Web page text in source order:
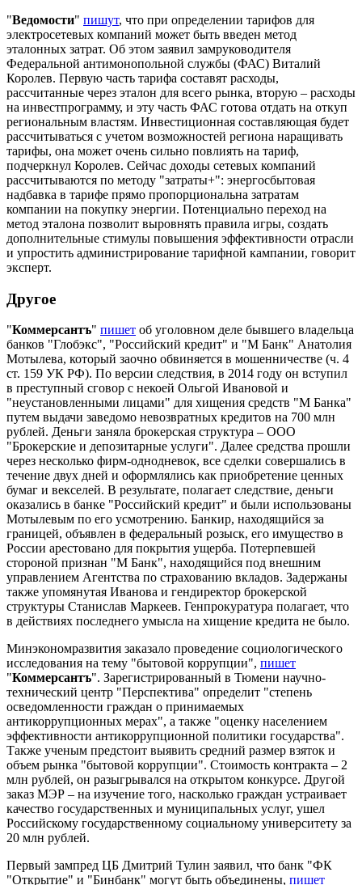
"Ведомости" пишут, что при определении тарифов для
электросетевых компаний может быть введен метод
эталонных затрат. Об этом заявил замруководителя
Федеральной антимонопольной службы (ФАС) Виталий
Королев. Первую часть тарифа составят расходы,
рассчитанные через эталон для всего рынка, вторую – расходы
на инвестпрограмму, и эту часть ФАС готова отдать на откуп
региональным властям. Инвестиционная составляющая будет
рассчитываться с учетом возможностей региона наращивать
тарифы, она может очень сильно повлиять на тариф,
подчеркнул Королев. Сейчас доходы сетевых компаний
рассчитываются по методу "затраты+": энергосбытовая
надбавка в тарифе прямо пропорциональна затратам
компании на покупку энергии. Потенциально переход на
метод эталона позволит выровнять правила игры, создать
дополнительные стимулы повышения эффективности отрасли
и упростить администрирование тарифной кампании, говорит
эксперт.
Другое
"Коммерсантъ" пишет об уголовном деле бывшего владельца
банков "Глобэкс", "Российский кредит" и "М Банк" Анатолия
Мотылева, который заочно обвиняется в мошенничестве (ч. 4
ст. 159 УК РФ). По версии следствия, в 2014 году он вступил
в преступный сговор с некоей Ольгой Ивановой и
"неустановленными лицами" для хищения средств "М Банка"
путем выдачи заведомо невозвратных кредитов на 700 млн
рублей. Деньги заняла брокерская структура – ООО
"Брокерские и депозитарные услуги". Далее средства прошли
через несколько фирм-однодневок, все сделки совершались в
течение двух дней и оформлялись как приобретение ценных
бумаг и векселей. В результате, полагает следствие, деньги
оказались в банке "Российский кредит" и были использованы
Мотылевым по его усмотрению. Банкир, находящийся за
границей, объявлен в федеральный розыск, его имущество в
России арестовано для покрытия ущерба. Потерпевшей
стороной признан "М Банк", находящийся под внешним
управлением Агентства по страхованию вкладов. Задержаны
также упомянутая Иванова и гендиректор брокерской
структуры Станислав Маркеев. Генпрокуратура полагает, что
в действиях последнего умысла на хищение кредита не было.
Минэкономразвития заказало проведение социологического
исследования на тему "бытовой коррупции", пишет
"Коммерсантъ". Зарегистрированный в Тюмени научно-
технический центр "Перспектива" определит "степень
осведомленности граждан о принимаемых
антикоррупционных мерах", а также "оценку населением
эффективности антикоррупционной политики государства".
Также ученым предстоит выявить средний размер взяток и
объем рынка "бытовой коррупции". Стоимость контракта – 2
млн рублей, он разыгрывался на открытом конкурсе. Другой
заказ МЭР – на изучение того, насколько граждан устраивает
качество государственных и муниципальных услуг, ушел
Российскому государственному социальному университету за
20 млн рублей.
Первый зампред ЦБ Дмитрий Тулин заявил, что банк "ФК
"Открытие" и "Бинбанк" могут быть объединены, пишет